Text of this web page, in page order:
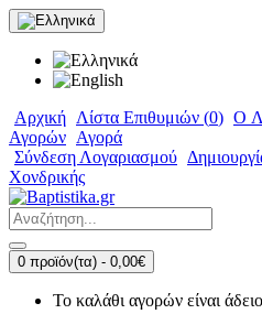
Αρχική Λίστα Επιθυμιών (0) O
Αγορών Αγορά
Σύνδεση Λογαριασμού
Χονδρικής
0 προϊόν(τα) - 0,00€
Το καλάθι αγορών είναι